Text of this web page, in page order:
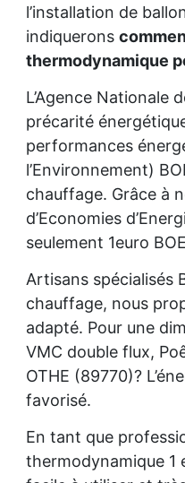
l’installation de
indiquerons
thermodynamique
L’Agence Nationale
précarité
performances
l’Environnement)
chauffage. Grâce à
d’Economies
seulement 1euro
Artisans spécialisés
chauffage, nous
adapté. Pour une
VMC double flux,
OTHE (89770)?
favorisé.
En tant que
thermodynamique 1